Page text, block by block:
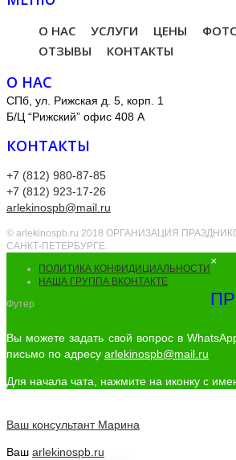
О НАС УСЛУГИ ЦЕНЫ
ОТЗЫВЫ
КОНТАКТЫ
О НАС
СПб, ул. Рижская д. 5, корп. 1
Б/Ц “Рижский” офис 408 А
КОНТАКТЫ
+7 (812) 980-87-85
+7 (812) 923-17-26
arlekinospb@mail.ru
© arlekinospb.ru 2018 ОРГАНИЗАЦИЯ
САНКТ-ПЕТЕРБУРГЕ.
ПОЛИТИКА КОНФИДИЦИАЛЬНОСТИ
НАША ГРУППА ВКОНТАКТЕ
Футер
×
Вы можете задать свой вопрос в
письмо по адресу arlekinospb@mail.ru
Для начала чата, нажмите на иконку с
Ваш консультант Марина
Ваш arlekinospb.ru